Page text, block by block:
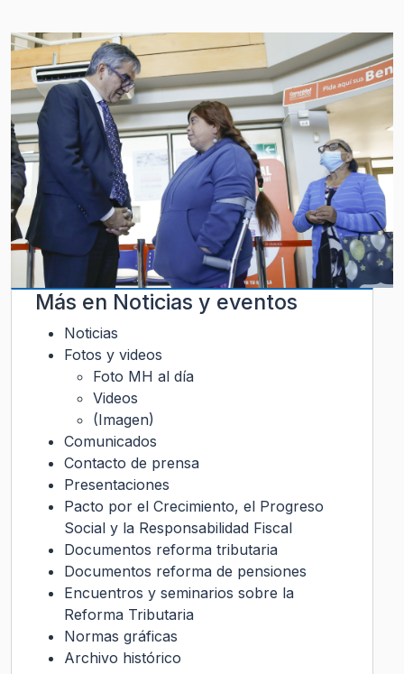
Más en Noticias y eventos
Noticias
Fotos y videos
Foto MH al día
Videos
(Imagen)
Comunicados
Contacto de prensa
Presentaciones
Pacto por el Crecimiento, el Progreso
Social y la Responsabilidad Fiscal
Documentos reforma tributaria
Documentos reforma de pensiones
Encuentros y seminarios sobre la
Reforma Tributaria
Normas gráficas
Archivo histórico